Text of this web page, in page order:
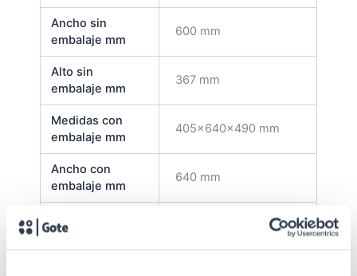
Ancho sin
embalaje mm
600 mm
Alto sin
embalaje mm
367 mm
Medidas con
embalaje mm
405x640x490 mm
Ancho con
embalaje mm
640 mm
embalaje mm